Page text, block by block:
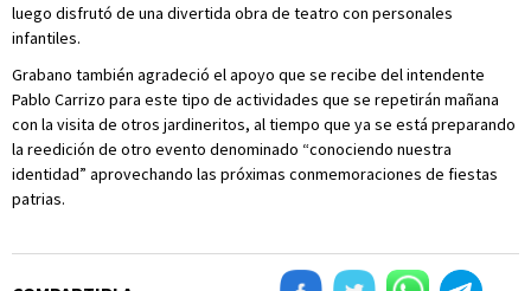
luego disfrutó de una divertida obra de teatro con personales
infantiles.
Grabano también agradeció el apoyo que se recibe del intendente
Pablo Carrizo para este tipo de actividades que se repetirán mañana
con la visita de otros jardineritos, al tiempo que ya se está preparando
la reedición de otro evento denominado “conociendo nuestra
identidad” aprovechando las próximas conmemoraciones de fiestas
patrias.